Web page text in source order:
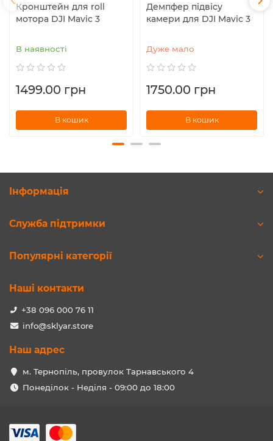
Кронштейн для roll
мотора DJI Mavic 3
В наявності
1499.00 грн
В кошик
Демпфер підвісу
камери для DJI Mavic 3
Дуже мало
1750.00 грн
В кошик
Інформація
Служба підтримки
Популярні категорії
Наші контакти
+38 096 000 76 11
info@sklyar.store
Наш адрес
м. Тернопіль, провулок Тарнавського 4
Понеділок - Неділя - 09:00 до 18:00